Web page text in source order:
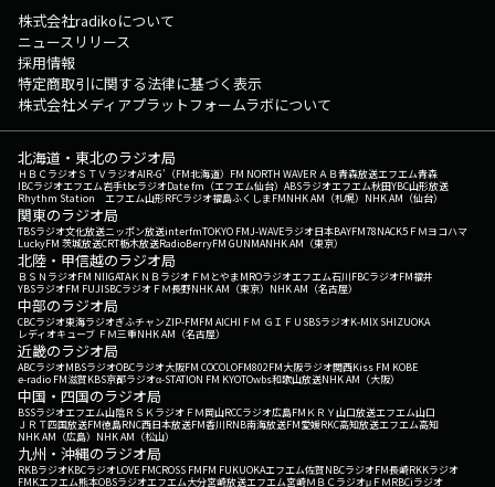
株式会社radikoについて
ニュースリリース
採用情報
特定商取引に関する法律に基づく表示
株式会社メディアプラットフォームラボについて
北海道・東北のラジオ局
ＨＢＣラジオＳＴＶラジオAIR-G'（FM北海道） FM NORTH WAVEＲＡＢ青森放送エフエム青森
IBCラジオエフエム岩手tbcラジオDate fm（エフエム仙台） ABSラジオエフエム秋田YBC山形放送
Rhythm Station エフエム山形RFCラジオ福島ふくしまFMNHK AM（札幌） NHK AM（仙台）
関東のラジオ局
TBSラジオ文化放送ニッポン放送interfmTOKYO FMJ-WAVEラジオ日本BAYFM78NACK5 ＦＭヨコハマ
LuckyFM 茨城放送CRT栃木放送RadioBerryFM GUNMANHK AM（東京）
北陸・甲信越のラジオ局
ＢＳＮラジオFM NIIGATAＫＮＢラジオ ＦＭとやまMROラジオエフエム石川FBCラジオFM福井
YBSラジオFM FUJISBCラジオ ＦＭ長野NHK AM（東京） NHK AM（名古屋）
中部のラジオ局
CBCラジオ東海ラジオぎふチャンZIP-FMFM AICHI ＦＭ ＧＩＦＵ SBSラジオK-MIX SHIZUOKA
レディオキューブ ＦＭ三重NHK AM（名古屋）
近畿のラジオ局
ABCラジオMBSラジオOBCラジオ大阪FM COCOLOFM802FM大阪ラジオ関西Kiss FM KOBE
e-radio FM滋賀KBS京都ラジオα-STATION FM KYOTOwbs和歌山放送NHK AM（大阪）
中国・四国のラジオ局
BSSラジオエフエム山陰ＲＳＫラジオ ＦＭ岡山RCCラジオ広島FM ＫＲＹ山口放送エフエム山口
ＪＲＴ四国放送FM徳島RNC西日本放送FM香川RNB南海放送FM愛媛RKC高知放送エフエム高知
NHK AM（広島） NHK AM（松山）
九州・沖縄のラジオ局
RKBラジオKBCラジオLOVE FMCROSS FMFM FUKUOKAエフエム佐賀NBCラジオFM長崎RKKラジオ
FMKエフエム熊本OBSラジオエフエム大分宮崎放送エフエム宮崎ＭＢＣラジオμＦＭRBCiラジオ